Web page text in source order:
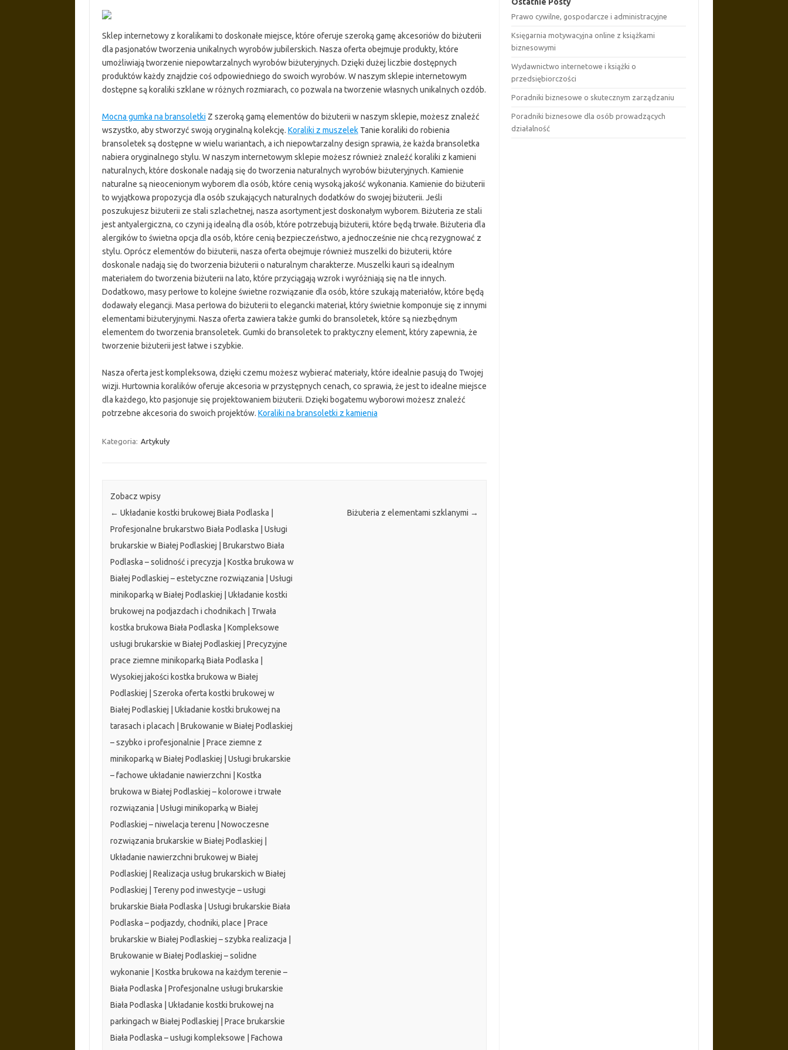
Sklep internetowy z koralikami to doskonałe miejsce, które oferuje szeroką gamę akcesoriów do biżuterii
dla pasjonatów tworzenia unikalnych wyrobów jubilerskich. Nasza oferta obejmuje produkty, które
umożliwiają tworzenie niepowtarzalnych wyrobów biżuteryjnych. Dzięki dużej liczbie dostępnych
produktów każdy znajdzie coś odpowiedniego do swoich wyrobów. W naszym sklepie internetowym
dostępne są koraliki szklane w różnych rozmiarach, co pozwala na tworzenie własnych unikalnych ozdób.
Mocna gumka na bransoletki Z szeroką gamą elementów do biżuterii w naszym sklepie, możesz znaleźć
wszystko, aby stworzyć swoją oryginalną kolekcję. Koraliki z muszelekTanie koraliki do robienia
bransoletek są dostępne w wielu wariantach, a ich niepowtarzalny design sprawia, że każda bransoletka
nabiera oryginalnego stylu. W naszym internetowym sklepie możesz również znaleźć koraliki z kamieni
naturalnych, które doskonale nadają się do tworzenia naturalnych wyrobów biżuteryjnych. Kamienie
naturalne są nieocenionym wyborem dla osób, które cenią wysoką jakość wykonania. Kamienie do biżuterii
to wyjątkowa propozycja dla osób szukających naturalnych dodatków do swojej biżuterii. Jeśli
poszukujesz biżuterii ze stali szlachetnej, nasza asortyment jest doskonałym wyborem. Biżuteria ze stali
jest antyalergiczna, co czyni ją idealną dla osób, które potrzebują biżuterii, które będą trwałe. Biżuteria dla
alergików to świetna opcja dla osób, które cenią bezpieczeństwo, a jednocześnie nie chcą rezygnować z
stylu. Oprócz elementów do biżuterii, nasza oferta obejmuje również muszelki do biżuterii, które
doskonale nadają się do tworzenia biżuterii o naturalnym charakterze. Muszelki kauri są idealnym
materiałem do tworzenia biżuterii na lato, które przyciągają wzrok i wyróżniają się na tle innych.
Dodatkowo, masy perłowe to kolejne świetne rozwiązanie dla osób, które szukają materiałów, które będą
dodawały elegancji. Masa perłowa do biżuterii to elegancki materiał, który świetnie komponuje się z innymi
elementami biżuteryjnymi. Nasza oferta zawiera także gumki do bransoletek, które są niezbędnym
elementem do tworzenia bransoletek. Gumki do bransoletek to praktyczny element, który zapewnia, że
tworzenie biżuterii jest łatwe i szybkie.
Nasza oferta jest kompleksowa, dzięki czemu możesz wybierać materiały, które idealnie pasują do Twojej
wizji. Hurtownia koralików oferuje akcesoria w przystępnych cenach, co sprawia, że jest to idealne miejsce
dla każdego, kto pasjonuje się projektowaniem biżuterii. Dzięki bogatemu wyborowi możesz znaleźć
potrzebne akcesoria do swoich projektów. Koraliki na bransoletki z kamienia
Kategoria: Artykuły
Zobacz wpisy
← Układanie kostki brukowej Biała Podlaska |
Profesjonalne brukarstwo Biała Podlaska | Usługi
brukarskie w Białej Podlaskiej | Brukarstwo Biała
Podlaska – solidność i precyzja | Kostka brukowa w
Białej Podlaskiej – estetyczne rozwiązania | Usługi
minikoparką w Białej Podlaskiej | Układanie kostki
brukowej na podjazdach i chodnikach | Trwała
kostka brukowa Biała Podlaska | Kompleksowe
usługi brukarskie w Białej Podlaskiej | Precyzyjne
prace ziemne minikoparką Biała Podlaska |
Wysokiej jakości kostka brukowa w Białej
Podlaskiej | Szeroka oferta kostki brukowej w
Białej Podlaskiej | Układanie kostki brukowej na
tarasach i placach | Brukowanie w Białej Podlaskiej
– szybko i profesjonalnie | Prace ziemne z
minikoparką w Białej Podlaskiej | Usługi brukarskie
– fachowe układanie nawierzchni | Kostka
brukowa w Białej Podlaskiej – kolorowe i trwałe
rozwiązania | Usługi minikoparką w Białej
Podlaskiej – niwelacja terenu | Nowoczesne
rozwiązania brukarskie w Białej Podlaskiej |
Układanie nawierzchni brukowej w Białej
Podlaskiej | Realizacja usług brukarskich w Białej
Podlaskiej | Tereny pod inwestycje – usługi
brukarskie Biała Podlaska | Usługi brukarskie Biała
Podlaska – podjazdy, chodniki, place | Prace
brukarskie w Białej Podlaskiej – szybka realizacja |
Brukowanie w Białej Podlaskiej – solidne
wykonanie | Kostka brukowa na każdym terenie –
Biała Podlaska | Profesjonalne usługi brukarskie
Biała Podlaska | Układanie kostki brukowej na
parkingach w Białej Podlaskiej | Prace brukarskie
Biała Podlaska – usługi kompleksowe | Fachowa
Biżuteria z elementami szklanymi →
Prawo cywilne, gospodarcze i administracyjne
Księgarnia motywacyjna online z książkami
biznesowymi
Wydawnictwo internetowe i książki o
przedsiębiorczości
Poradniki biznesowe o skutecznym zarządzaniu
Poradniki biznesowe dla osób prowadzących
działalność